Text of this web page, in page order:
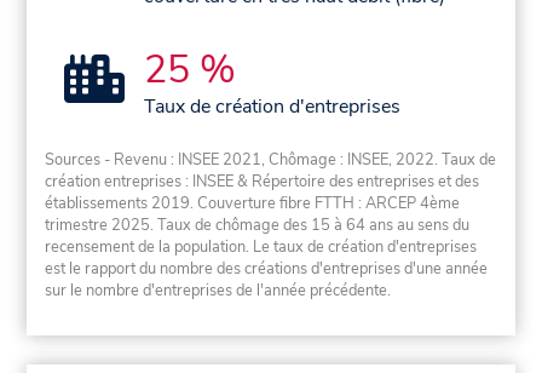
25 %
Taux de création d'entreprises
Sources - Revenu : INSEE 2021, Chômage : INSEE, 2022. Taux de
création entreprises : INSEE & Répertoire des entreprises et des
établissements 2019. Couverture fibre FTTH : ARCEP 4ème
trimestre 2025. Taux de chômage des 15 à 64 ans au sens du
recensement de la population. Le taux de création d'entreprises
est le rapport du nombre des créations d'entreprises d'une année
sur le nombre d'entreprises de l'année précédente.